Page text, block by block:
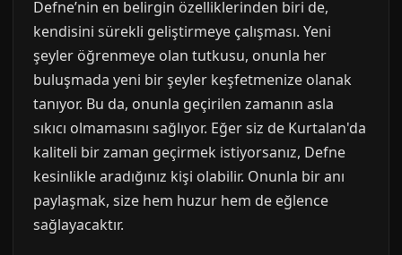
Defne’nin en belirgin özelliklerinden biri de,
kendisini sürekli geliştirmeye çalışması. Yeni
şeyler öğrenmeye olan tutkusu, onunla her
buluşmada yeni bir şeyler keşfetmenize olanak
tanıyor. Bu da, onunla geçirilen zamanın asla
sıkıcı olmamasını sağlıyor. Eğer siz de Kurtalan'da
kaliteli bir zaman geçirmek istiyorsanız, Defne
kesinlikle aradığınız kişi olabilir. Onunla bir anı
paylaşmak, size hem huzur hem de eğlence
sağlayacaktır.